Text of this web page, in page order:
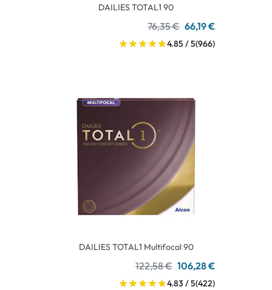
DAILIES TOTAL1 90
76,35 € 66,19 €
4.85 / 5(966)
DAILIES TOTAL1 Multifocal 90
122,58 € 106,28 €
4.83 / 5(422)